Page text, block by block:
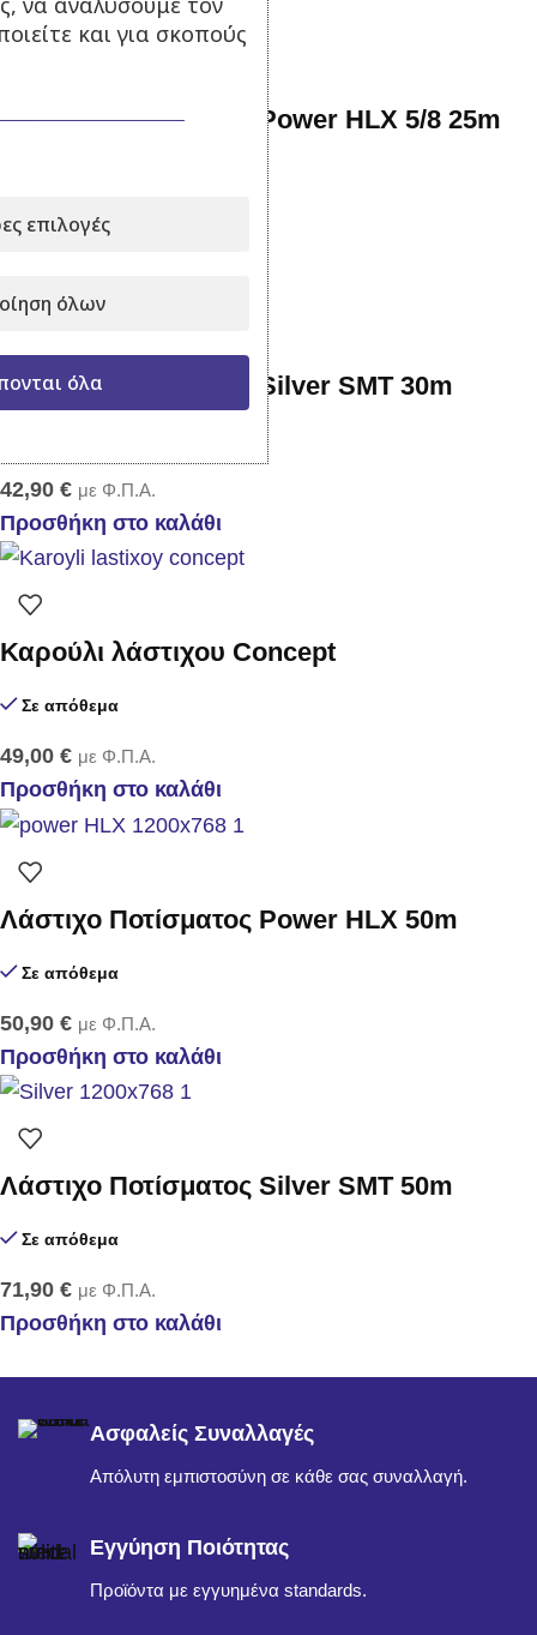
Λάστιχο Ποτίσματος Power HLX 5/8 25m
30,90€ με Φ.Π.Α.
Λάστιχο Ποτίσματος Silver SMT 30m
42,90 € με Φ.Π.Α.
Προσθήκη στο καλάθι
Καρούλι λάστιχου Concept
Σε απόθεμα
49,00 € με Φ.Π.Α.
Προσθήκη στο καλάθι
Λάστιχο Ποτίσματος Power HLX 50m
Σε απόθεμα
50,90 € με Φ.Π.Α.
Προσθήκη στο καλάθι
Λάστιχο Ποτίσματος Silver SMT 50m
Σε απόθεμα
71,90 € με Φ.Π.Α.
Προσθήκη στο καλάθι
Ασφαλείς Συναλλαγές
Απόλυτη εμπιστοσύνη σε κάθε σας συναλλαγή.
Εγγύηση Ποιότητας
Προϊόντα με εγγυημένα standards.
και για σκοπούς
επιλογές
όλων
όλα